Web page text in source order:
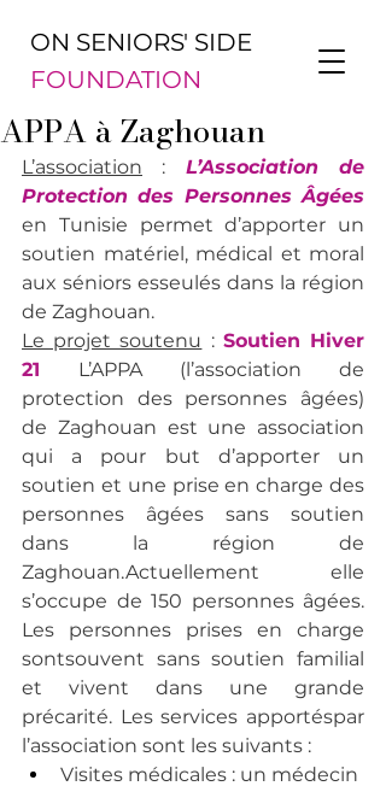
ON SENIORS' SIDE
FOUNDATION
APPA à Zaghouan
L’association : L’Association de
Protection des Personnes Âgées
en Tunisie permet d’apporter un
soutien matériel, médical et moral
aux séniors esseulés dans la région
de Zaghouan.
Le projet soutenu : Soutien Hiver
21 L’APPA (l’association de
protection des personnes âgées)
de Zaghouan est une association
qui a pour but d’apporter un
soutien et une prise en charge des
personnes âgées sans soutien
dans la région de
Zaghouan.Actuellement elle
s’occupe de 150 personnes âgées.
Les personnes prises en charge
sontsouvent sans soutien familial
et vivent dans une grande
précarité. Les services apportéspar
l’association sont les suivants :
Visites médicales : un médecin